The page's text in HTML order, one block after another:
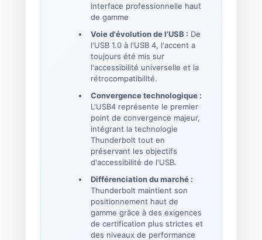
interface professionnelle haut
de gamme
Voie d'évolution de l'USB : De
l'USB 1.0 à l'USB 4, l'accent a
toujours été mis sur
l'accessibilité universelle et la
rétrocompatibilité.
Convergence technologique :
L'USB4 représente le premier
point de convergence majeur,
intégrant la technologie
Thunderbolt tout en
préservant les objectifs
d'accessibilité de l'USB.
Différenciation du marché :
Thunderbolt maintient son
positionnement haut de
gamme grâce à des exigences
de certification plus strictes et
des niveaux de performance